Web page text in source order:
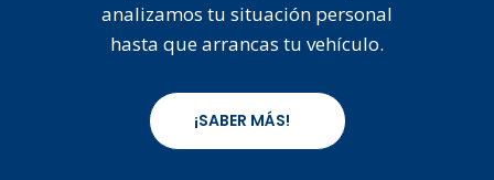
analizamos tu situación personal
hasta que arrancas tu vehículo.
¡SABER MÁS!